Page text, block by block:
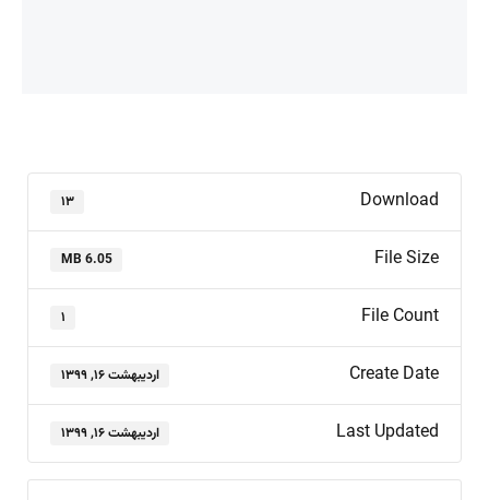
Download ۱۳
File Size
6.05 MB
File Count ۱
Create Date اردیبهشت ۱۶, ۱۳۹۹
Last Updated اردیبهشت ۱۶, ۱۳۹۹